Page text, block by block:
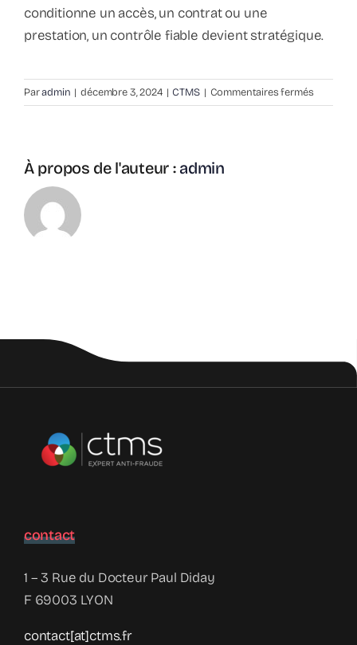
conditionne un accès, un contrat ou une
prestation, un contrôle fiable devient stratégique.
Paradmin | décembre 3, 2024 | CTMS | Commentaires ferméssur
Dans
À propos de l'auteur : admin
contact
1 – 3 Rue du Docteur Paul Diday
F 69003 LYON
contact[at]ctms.fr